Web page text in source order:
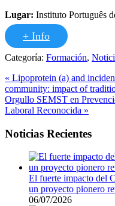
Lugar: Instituto Português
+ Info
Categoría: Formación,
Entrada
anterior:
« Lipoprotein (a) and
community: impact of
Siguiente
entrada:
Orgullo SEMST en
Laboral Reconocida »
Barra
lateral
principal
Noticias Recientes
El fuerte impacto del
un proyecto pionero
06/07/2026